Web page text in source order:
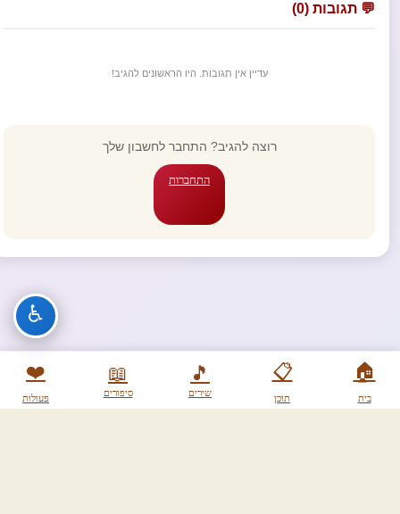
🏠
בית
📋
תוכן
🎵
שירים
📖
סיפורים
❤️
פעולות
💬 תגובות (0)
עדיין אין תגובות. היו הראשונים להגיב!
רוצה להגיב? התחבר לחשבון שלך
התחברות
♿